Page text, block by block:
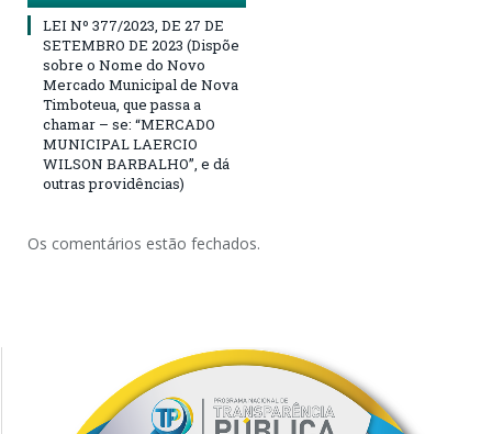
LEI Nº 377/2023, DE 27 DE
SETEMBRO DE 2023 (Dispõe
sobre o Nome do Novo
Mercado Municipal de Nova
Timboteua, que passa a
chamar – se: “MERCADO
MUNICIPAL LAERCIO
WILSON BARBALHO”, e dá
outras providências)
Os comentários estão fechados.